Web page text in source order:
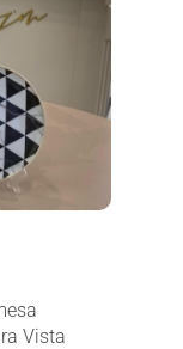
Vista